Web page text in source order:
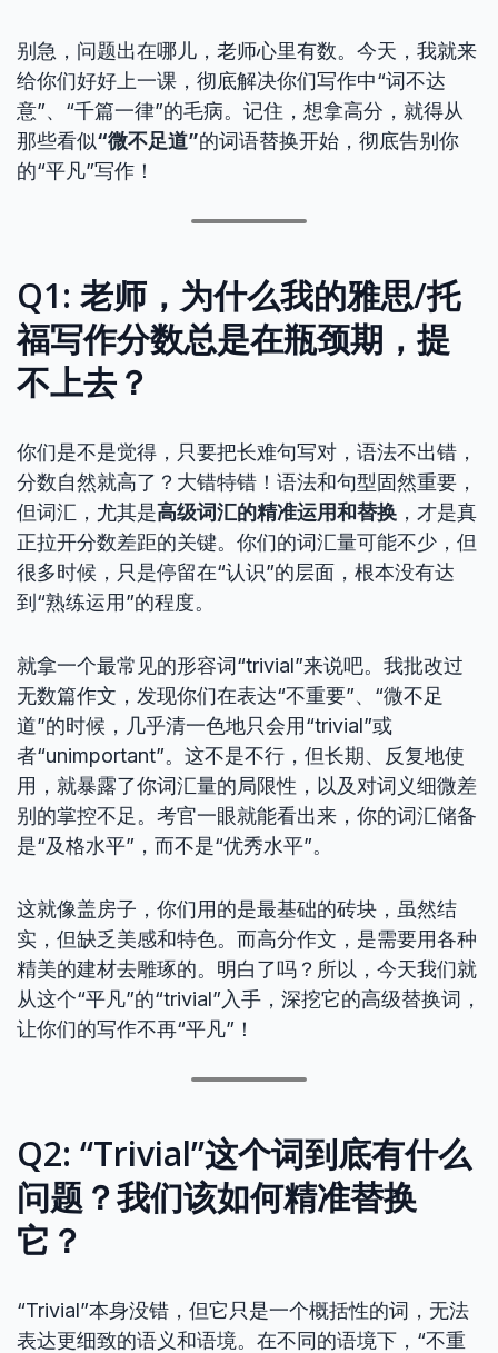
别急，问题出在哪儿，老师心里有数。今天，我就来
给你们好好上一课，彻底解决你们写作中“词不达
意”、“千篇一律”的毛病。记住，想拿高分，就得从
那些看似“微不足道”的词语替换开始，彻底告别你
的“平凡”写作！
Q1: 老师，为什么我的雅思/托
福写作分数总是在瓶颈期，提
不上去？
你们是不是觉得，只要把长难句写对，语法不出错，
分数自然就高了？大错特错！语法和句型固然重要，
但词汇，尤其是高级词汇的精准运用和替换 ，才是真
正拉开分数差距的关键。你们的词汇量可能不少，但
很多时候，只是停留在“认识”的层面，根本没有达
到“熟练运用”的程度。
就拿一个最常见的形容词“trivial”来说吧。我批改过
无数篇作文，发现你们在表达“不重要”、“微不足
道”的时候，几乎清一色地只会用“trivial”或
者“unimportant”。这不是不行，但长期、反复地使
用，就暴露了你词汇量的局限性，以及对词义细微差
别的掌控不足。考官一眼就能看出来，你的词汇储备
是“及格水平”，而不是“优秀水平”。
这就像盖房子，你们用的是最基础的砖块，虽然结
实，但缺乏美感和特色。而高分作文，是需要用各种
精美的建材去雕琢的。明白了吗？所以，今天我们就
从这个“平凡”的“trivial”入手，深挖它的高级替换词，
让你们的写作不再“平凡”！
Q2: “Trivial”这个词到底有什么
问题？我们该如何精准替换
它？
“Trivial”本身没错，但它只是一个概括性的词，无法
表达更细致的语义和语境。在不同的语境下，“不重